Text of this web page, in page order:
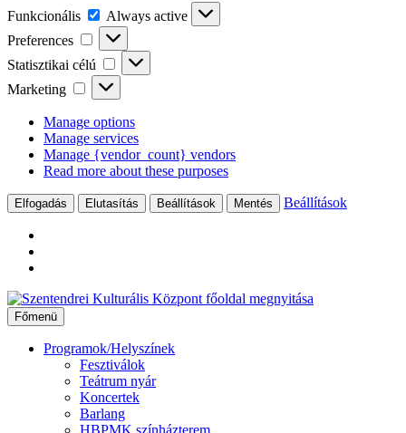
Funkcionális Funkcionális
Always active
Preferences
Preferences
Statisztikai célú
Statisztikai
célú
Marketing
Marketing
Manage options
Manage services
Manage {vendor_count} vendors
Read more about these purposes
Elfogadás Elutasítás Beállítások Mentés Beállítások
Ugrás
a
tartalomhoz
Főmenü
Programok/Helyszínek
Fesztiválok
Teátrum nyár
Koncertek
Barlang